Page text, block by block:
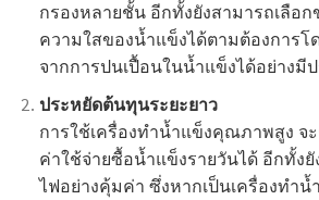
กรองหลายชั้น อีกทั้งยังสามารถเลือ
ความใสของน้ำแข็งได้ตามต้องการโ
จากการปนเปื้อนในน้ำแข็งได้อย่างมี
ประหยัดต้นทุนระยะยาว
การใช้เครื่องทำน้ำแข็งคุณภาพสูง จ
ค่าใช้จ่ายซื้อน้ำแข็งรายวันได้ อีกทั้ง
ไฟอย่างคุ้มค่า ซึ่งหากเป็นเครื่องทำ